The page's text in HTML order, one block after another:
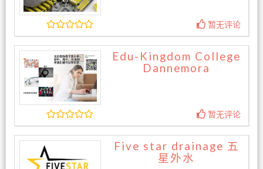
暂无评论
Edu-Kingdom College
Dannemora
暂无评论
Five star drainage 五
星外水